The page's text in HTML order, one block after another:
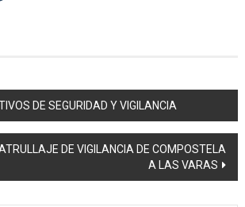
DE SEGURIDAD Y VIGILANCIA
DE VIGILANCIA DE COMPOSTELA
A LAS VARAS